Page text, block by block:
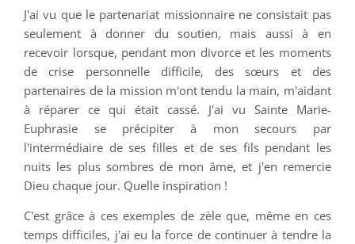
J'ai vu que le partenariat missionnaire ne consistait pas
seulement à donner du soutien, mais aussi à en
recevoir lorsque, pendant mon divorce et les moments
de crise personnelle difficile, des sœurs et des
partenaires de la mission m'ont tendu la main, m'aidant
à réparer ce qui était cassé. J'ai vu Sainte Marie-
Euphrasie se précipiter à mon secours par
l'intermédiaire de ses filles et de ses fils pendant les
nuits les plus sombres de mon âme, et j'en remercie
Dieu chaque jour. Quelle inspiration !
C'est grâce à ces exemples de zèle que, même en ces
temps difficiles, j'ai eu la force de continuer à tendre la